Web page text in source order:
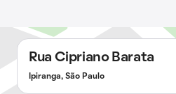
Rua Cipriano Barata
Ipiranga, São Paulo